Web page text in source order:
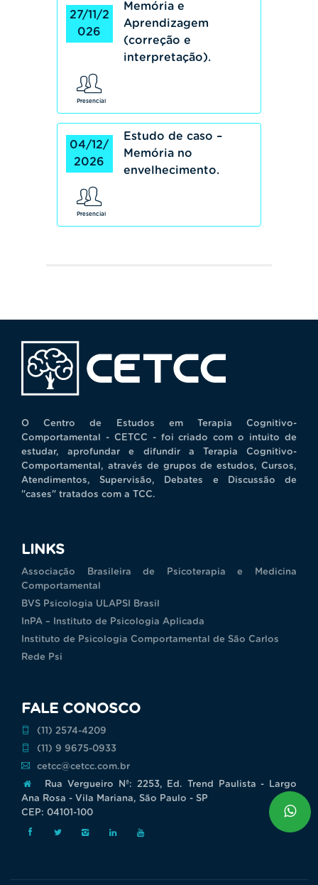
27/11/2
026
Memória e
Aprendizagem
(correção e
interpretação).
Presencial
04/12/
2026
Estudo de caso –
Memória no
envelhecimento.
Presencial
O Centro de Estudos em Terapia Cognitivo-
Comportamental - CETCC - foi criado com o intuito de
estudar, aprofundar e difundir a Terapia Cognitivo-
Comportamental, através de grupos de estudos, Cursos,
Atendimentos, Supervisão, Debates e Discussão de
"cases" tratados com a TCC.
LINKS
Associação Brasileira de Psicoterapia e Medicina
Comportamental
BVS Psicologia ULAPSI Brasil
InPA – Instituto de Psicologia Aplicada
Instituto de Psicologia Comportamental de São Carlos
Rede Psi
FALE CONOSCO
(11) 2574-4209
(11) 9 9675-0933
cetcc@cetcc.com.br
Rua Vergueiro Nª: 2253, Ed. Trend Paulista - Largo
Ana Rosa - Vila Mariana, São Paulo - SP
CEP: 04101-100